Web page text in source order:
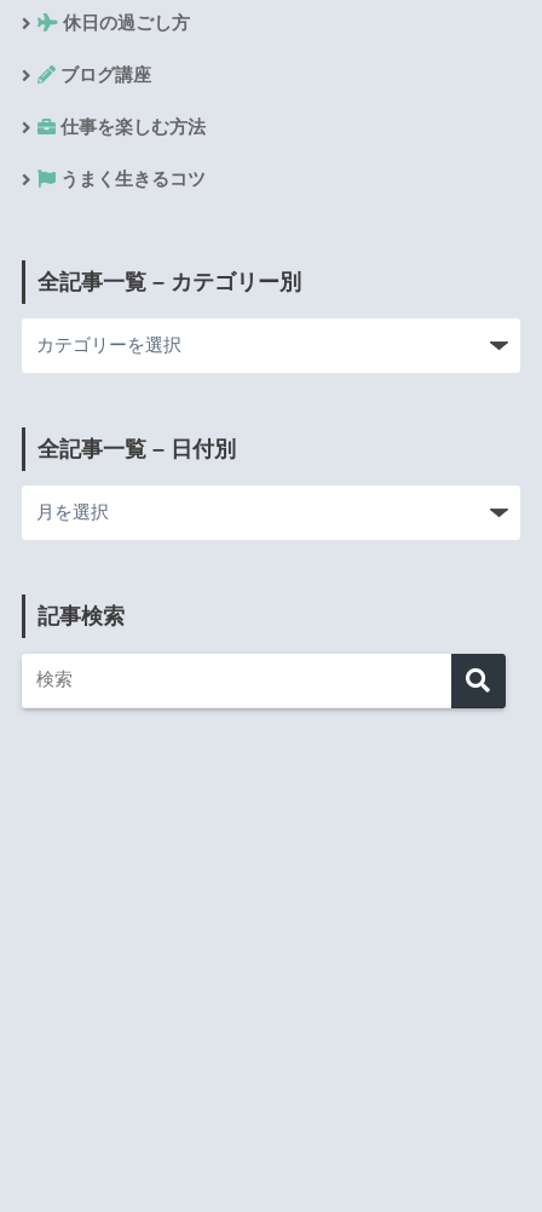
休日の過ごし方
ブログ講座
仕事を楽しむ方法
うまく生きるコツ
全記事一覧 – カテゴリー別
全記事一覧 – 日付別
記事検索